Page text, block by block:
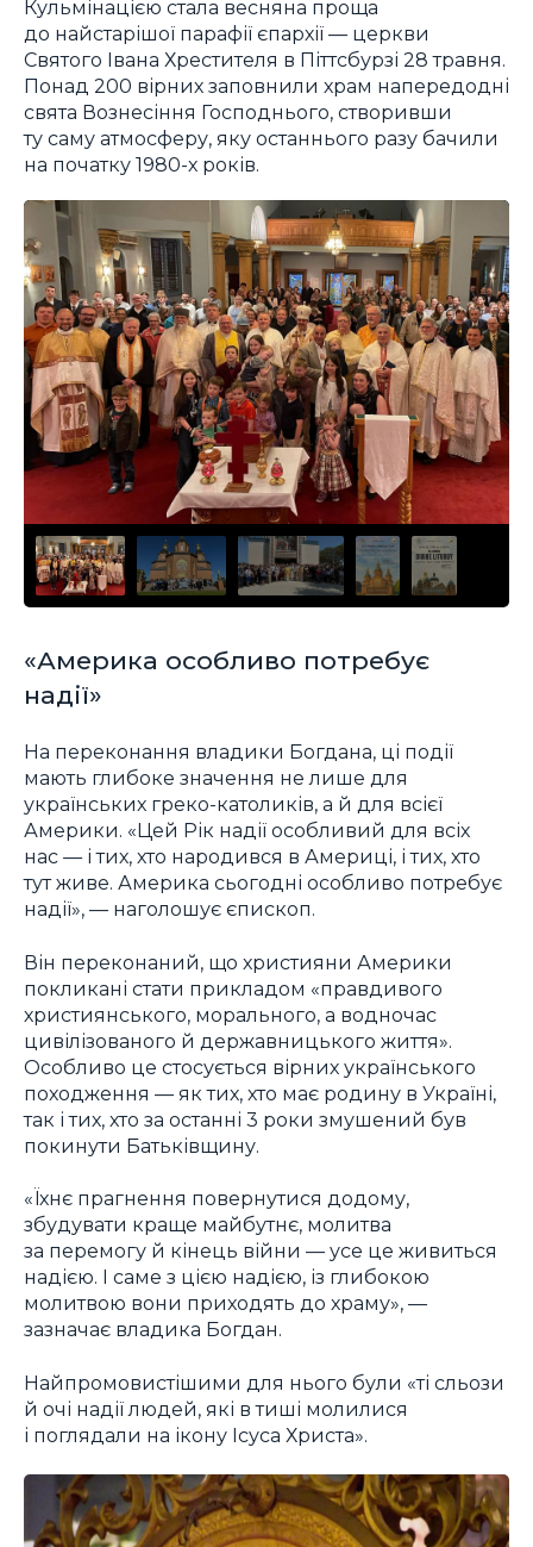
Кульмінацією стала весняна проща
до найстарішої парафії єпархії — церкви
Святого Івана Хрестителя в Піттсбурзі 28 травня.
Понад 200 вірних заповнили храм напередодні
свята Вознесіння Господнього, створивши
ту саму атмосферу, яку останнього разу бачили
на початку 1980-х років.
«Америка особливо потребує
надії»
На переконання владики Богдана, ці події
мають глибоке значення не лише для
українських греко-католиків, а й для всієї
Америки. «Цей Рік надії особливий для всіх
нас — і тих, хто народився в Америці, і тих, хто
тут живе. Америка сьогодні особливо потребує
надії», — наголошує єпископ.
Він переконаний, що християни Америки
покликані стати прикладом «правдивого
християнського, морального, а водночас
цивілізованого й державницького життя».
Особливо це стосується вірних українського
походження — як тих, хто має родину в Україні,
так і тих, хто за останні 3 роки змушений був
покинути Батьківщину.
«Їхнє прагнення повернутися додому,
збудувати краще майбутнє, молитва
за перемогу й кінець війни — усе це живиться
надією. І саме з цією надією, із глибокою
молитвою вони приходять до храму», —
зазначає владика Богдан.
Найпромовистішими для нього були «ті сльози
й очі надії людей, які в тиші молилися
і поглядали на ікону Ісуса Христа».